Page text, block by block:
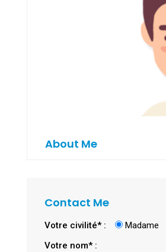
About Me
Contact Me
Votre civilité* : Madame
Votre nom* :